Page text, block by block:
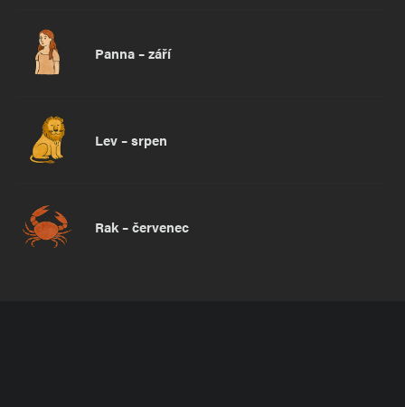
Panna – září
Lev – srpen
Rak – červenec